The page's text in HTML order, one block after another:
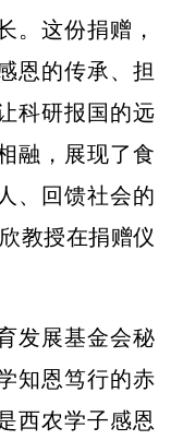
。这份捐赠，
恩的传承、担
科研报国的远
融，展现了食
、回馈社会的
教授在捐赠仪
发展基金会秘
知恩笃行的赤
西农学子感恩